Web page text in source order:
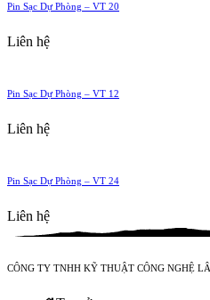
Pin Sạc Dự Phòng – VT 20
Liên hệ
Pin Sạc Dự Phòng – VT 12
Liên hệ
Pin Sạc Dự Phòng – VT 24
Liên hệ
CÔNG TY TNHH KỸ THUẬT CÔNG NGHỆ